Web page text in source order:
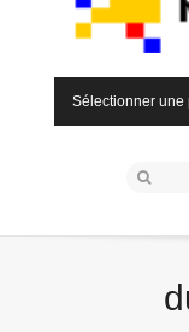
Sélectionner une